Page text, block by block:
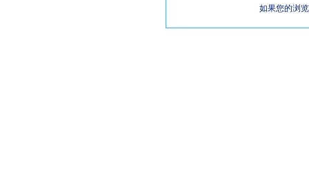
如果您的浏